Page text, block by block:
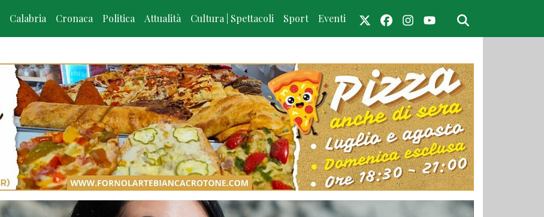
Calabria Cronaca Politica Attualità Cultura | Spettacoli Sport Eventi